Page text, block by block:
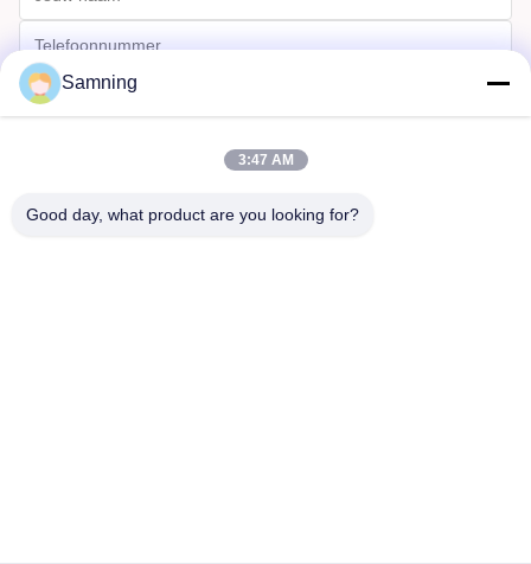
Samning
3:47 AM
Good day, what product are you looking for?